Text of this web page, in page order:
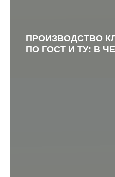
ПРОИЗВОДСТВО
ПО ГОСТ И ТУ: В